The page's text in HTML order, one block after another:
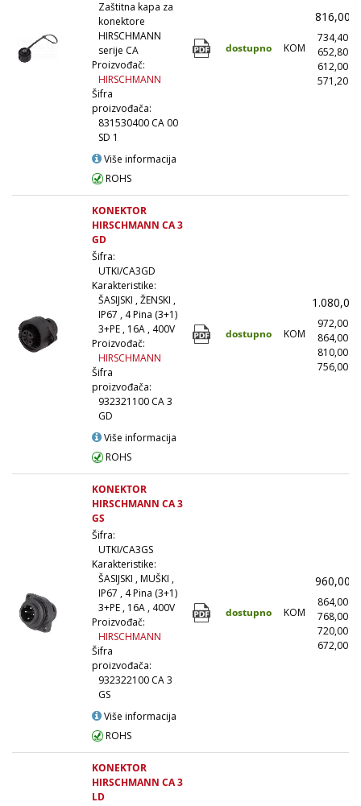
Zaštitna kapa za
konektore
HIRSCHMANN
serije CA
Proizvođač:
HIRSCHMANN
Šifra
proizvođača:
831530400 CA 00
SD 1
Više informacija
ROHS
dostupno KOM
816,00
734,40
652,80
612,00
571,20
KONEKTOR
HIRSCHMANN CA 3
GD
Šifra:
UTKI/CA3GD
Karakteristike:
ŠASIJSKI , ŽENSKI ,
IP67 , 4 Pina (3+1)
3+PE , 16A , 400V
Proizvođač:
HIRSCHMANN
Šifra
proizvođača:
932321100 CA 3
GD
Više informacija
ROHS
dostupno KOM
1.080,00
972,00
864,00
810,00
756,00
KONEKTOR
HIRSCHMANN CA 3
GS
Šifra:
UTKI/CA3GS
Karakteristike:
ŠASIJSKI , MUŠKI ,
IP67 , 4 Pina (3+1)
3+PE , 16A , 400V
Proizvođač:
HIRSCHMANN
Šifra
proizvođača:
932322100 CA 3
GS
Više informacija
ROHS
dostupno KOM
960,00
864,00
768,00
720,00
672,00
KONEKTOR
HIRSCHMANN CA 3
LD